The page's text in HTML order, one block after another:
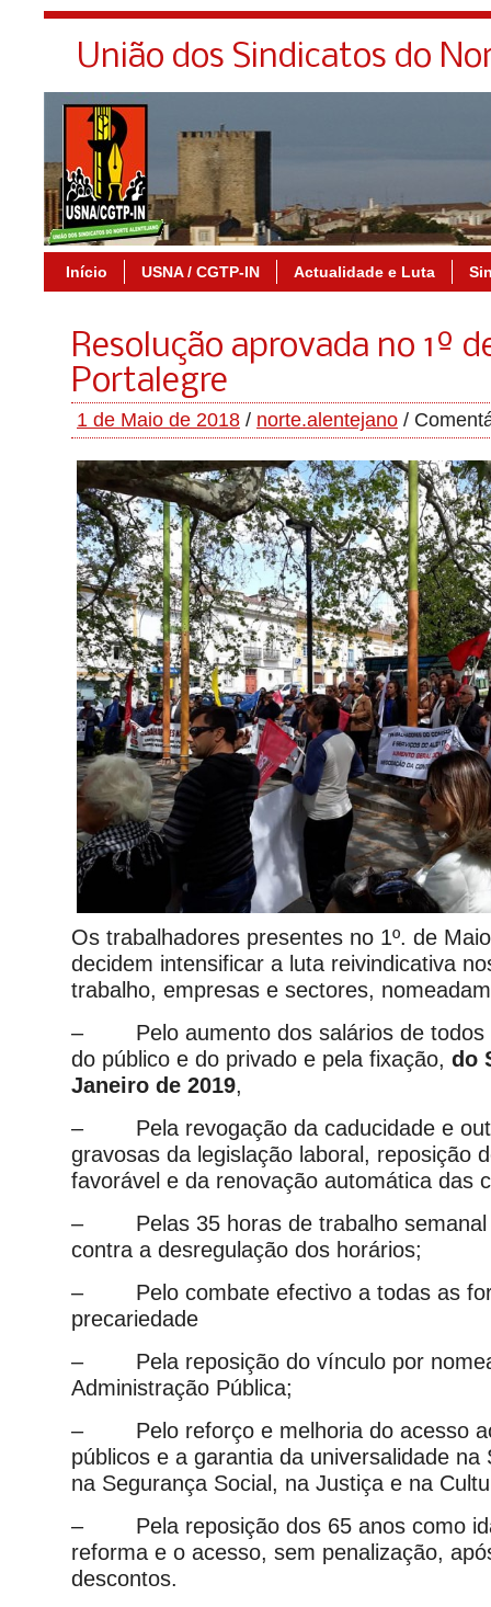
União dos Sindicatos do
Início USNA / CGTP-IN Actualidade e Luta
Resolução aprovada no 1º
Portalegre
1 de Maio de 2018 / norte.alentejano /
Os trabalhadores presentes no 1º. de
decidem intensificar a luta reivindicativa
trabalho, empresas e sectores,
– Pelo aumento dos salários de todos
do público e do privado e pela fixação, do
Janeiro de 2019,
– Pela revogação da caducidade e
gravosas da legislação laboral, reposição
favorável e da renovação automática das
– Pelas 35 horas de trabalho semanal
contra a desregulação dos horários;
– Pelo combate efectivo a todas as
precariedade
– Pela reposição do vínculo por
Administração Pública;
– Pelo reforço e melhoria do acesso
públicos e a garantia da universalidade na
na Segurança Social, na Justiça e na
– Pela reposição dos 65 anos como
reforma e o acesso, sem penalização,
descontos.